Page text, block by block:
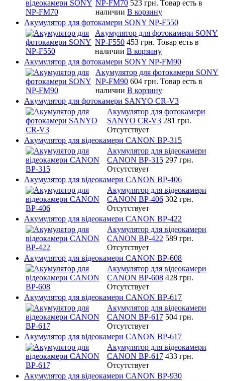
NP-FM70 523 грн. Товар есть в
наличии В корзину
Акумулятор для фотокамери SONY NP-F550
Акумулятор для фотокамери SONY
NP-F550 453 грн. Товар есть в
наличии В корзину
Акумулятор для фотокамери SONY NP-FM90
Акумулятор для фотокамери SONY
NP-FM90 604 грн. Товар есть в
наличии В корзину
Акумулятор для фотокамери SANYO CR-V3
Акумулятор для фотокамери
SANYO CR-V3 281 грн.
Отсутствует
Акумулятор для відеокамери CANON BP-315
Акумулятор для відеокамери
CANON BP-315 297 грн.
Отсутствует
Акумулятор для відеокамери CANON BP-406
Акумулятор для відеокамери
CANON BP-406 302 грн.
Отсутствует
Акумулятор для відеокамери CANON BP-422
Акумулятор для відеокамери
CANON BP-422 589 грн.
Отсутствует
Акумулятор для відеокамери CANON BP-608
Акумулятор для відеокамери
CANON BP-608 428 грн.
Отсутствует
Акумулятор для відеокамери CANON BP-617
Акумулятор для відеокамери
CANON BP-617 504 грн.
Отсутствует
Акумулятор для відеокамери CANON BP-617
Акумулятор для відеокамери
CANON BP-617 433 грн.
Отсутствует
Акумулятор для відеокамери CANON BP-930